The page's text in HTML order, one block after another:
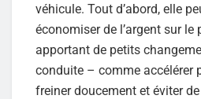
véhicule. Tout d’abord, elle
économiser de l’argent sur le
apportant de petits
conduite – comme accélérer
freiner doucement et éviter